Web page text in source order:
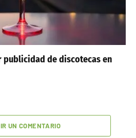
publicidad de discotecas en
UN COMENTARIO